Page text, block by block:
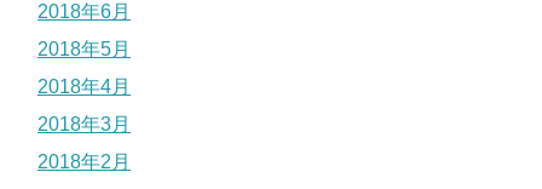
2018年6月
2018年5月
2018年4月
2018年3月
2018年2月